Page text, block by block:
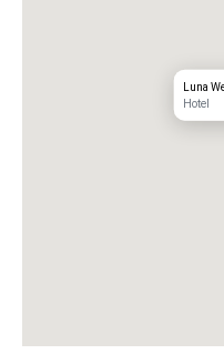
Luna
Hotel